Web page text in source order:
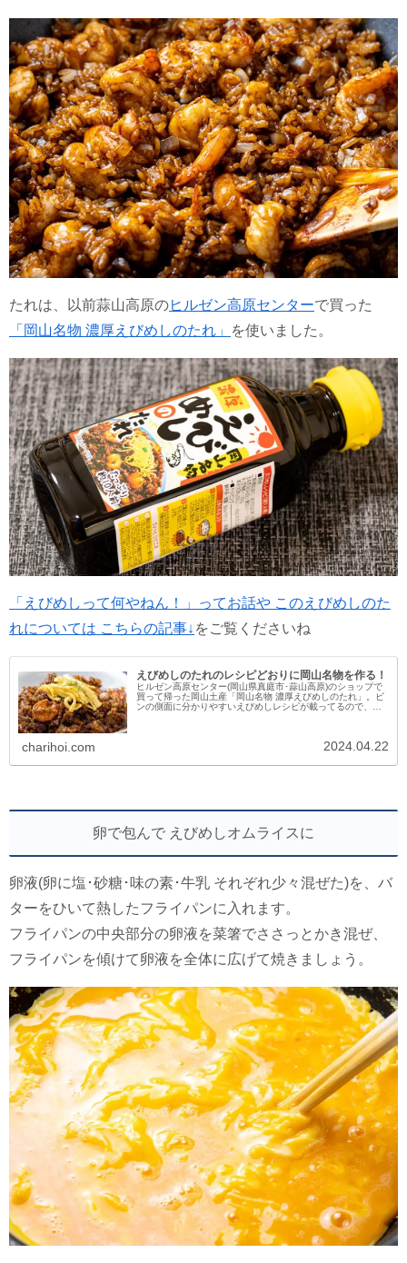
たれは、以前蒜山高原のヒルゼン高原センターで買った
「岡山名物 濃厚えびめしのたれ」
を使いました。
「えびめしって何やねん！」ってお話や このえびめしのた
れについては こちらの記事↓ をご覧くださいね
えびめしのたれのレシピどおりに岡山名物を作る！
ヒルゼン高原センター(岡山県真庭市･蒜山高原)のショップで
買って帰った岡山土産「岡山名物 濃厚えびめしのたれ」。ビ
ンの側面に分かりやすいえびめしレシピが載ってるので、そ
charihoi.com 2024.04.22
卵で包んで えびめしオムライスに
卵液(卵に塩･砂糖･味の素･牛乳 それぞれ少々混ぜた)を、バ
ターをひいて熱したフライパンに入れます。
フライパンの中央部分の卵液を菜箸でささっとかき混ぜ、
フライパンを傾けて卵液を全体に広げて焼きましょう。